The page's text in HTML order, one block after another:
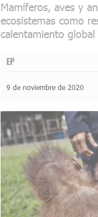
Mamíferos, aves y
ecosistemas como
calentamiento global
EP
9 de noviembre de 2020